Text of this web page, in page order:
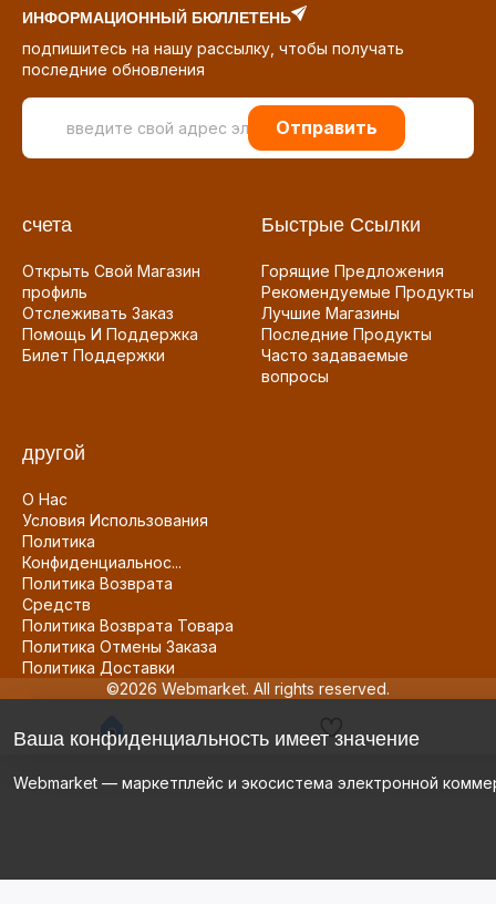
ИНФОРМАЦИОННЫЙ БЮЛЛЕТЕНЬ
подпишитесь на нашу рассылку, чтобы получать
последние обновления
Отправить
счета
Открыть Свой Магазин
профиль
Отслеживать Заказ
Помощь И Поддержка
Билет Поддержки
Быстрые Ссылки
Горящие Предложения
Рекомендуемые Продукты
Лучшие Магазины
Последние Продукты
Часто задаваемые
вопросы
другой
О Нас
Условия Использования
Политика
Конфиденциальнос...
Политика Возврата
Средств
Политика Возврата Товара
Политика Отмены Заказа
Политика Доставки
©2026 Webmarket. All rights reserved.
Ваша конфиденциальность имеет значение
Webmarket — маркетплейс и экосистема электронной